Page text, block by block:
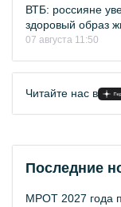
ВТБ: россияне
здоровый образ
07 августа 11:50
Читайте нас в
Последние
МРОТ 2027 года